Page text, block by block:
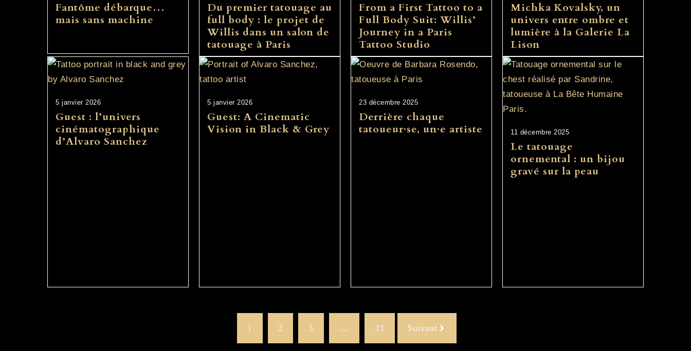
Fantôme débarque…
mais sans machine
Du premier tatouage au
full body : le projet de
Willis dans un salon de
tatouage à Paris
From a First Tattoo to a
Full Body Suit: Willis’
Journey in a Paris
Tattoo Studio
Michka Kovalsky, un
univers entre ombre et
lumière à la Galerie La
Lison
5 janvier 2026
Guest : l’univers
cinématographique
d’Alvaro Sanchez
5 janvier 2026
Guest: A Cinematic
Vision in Black & Grey
23 décembre 2025
Derrière chaque
tatoueur·se, un·e artiste
11 décembre 2025
Le tatouage
ornemental : un bijou
gravé sur la peau
1 2 3 … 21 Suivant